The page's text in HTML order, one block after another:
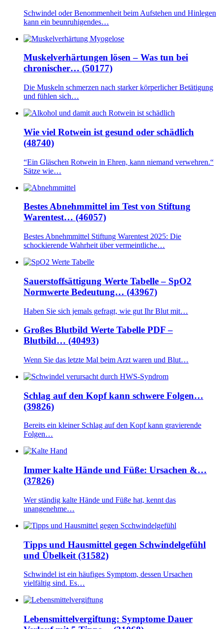
Schwindel oder Benommenheit beim Aufstehen und Hinlegen
kann ein beunruhigendes…
Muskelverhärtungen lösen – Was tun bei
chronischer… (50177)
Die Muskeln schmerzen nach starker körperlicher Betätigung
und fühlen sich…
Wie viel Rotwein ist gesund oder schädlich
(48740)
“Ein Gläschen Rotwein in Ehren, kann niemand verwehren.“
Sätze wie…
Bestes Abnehmmittel im Test von Stiftung
Warentest… (46057)
Bestes Abnehmmittel Stiftung Warentest 2025: Die
schockierende Wahrheit über vermeintliche…
Sauerstoffsättigung Werte Tabelle – SpO2
Normwerte Bedeutung… (43967)
Haben Sie sich jemals gefragt, wie gut Ihr Blut mit…
Großes Blutbild Werte Tabelle PDF –
Blutbild… (40493)
Wenn Sie das letzte Mal beim Arzt waren und Blut…
Schlag auf den Kopf kann schwere Folgen…
(39826)
Bereits ein kleiner Schlag auf den Kopf kann gravierende
Folgen…
Immer kalte Hände und Füße: Ursachen &…
(37826)
Wer ständig kalte Hände und Füße hat, kennt das
unangenehme…
Tipps und Hausmittel gegen Schwindelgefühl
und Übelkeit (31582)
Schwindel ist ein häufiges Symptom, dessen Ursachen
vielfältig sind. Es…
Lebensmittelvergiftung: Symptome Dauer